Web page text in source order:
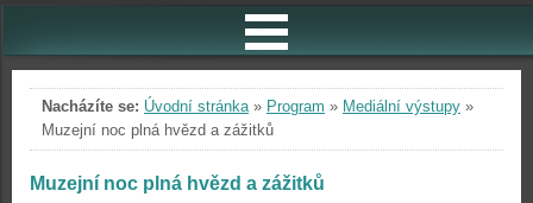
Nacházíte se: Úvodní stránka» Program » Mediální výstupy »
Muzejní noc plná hvězd a zážitků
Muzejní noc plná hvězd a zážitků